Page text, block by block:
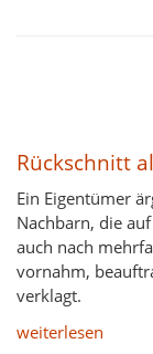
Rückschnitt
Ein Eigentümer
Nachbarn, die
auch nach
vornahm,
verklagt.
weiterlesen